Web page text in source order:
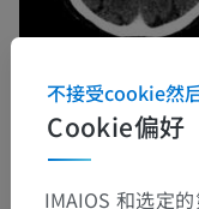
Cookie偏好
不接受cookie然
IMAIOS 和选定